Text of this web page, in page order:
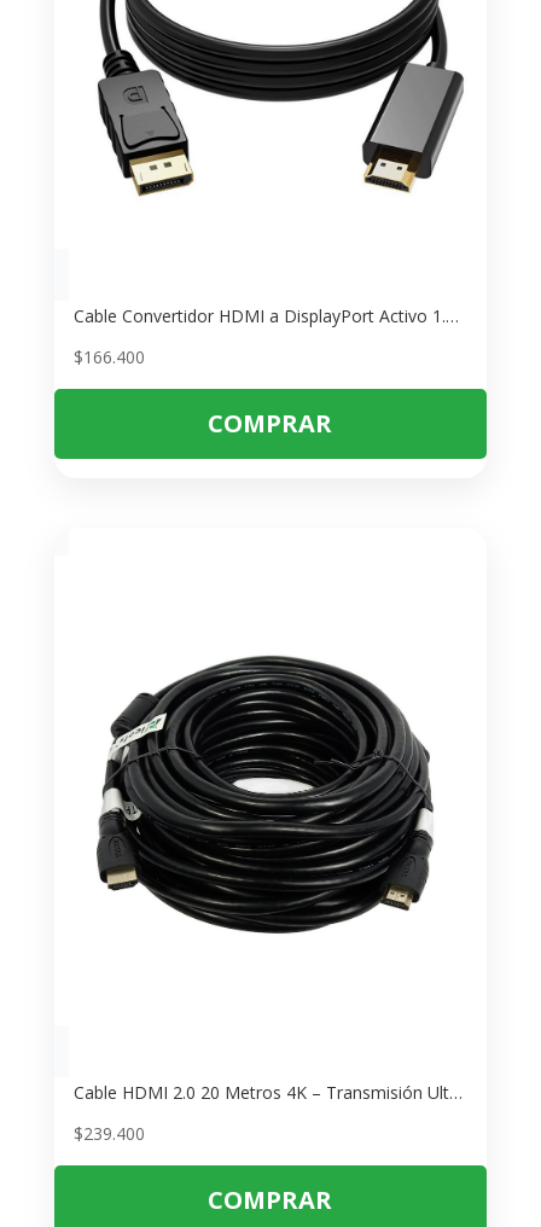
Cable Convertidor HDMI a DisplayPort Activo 1.2m – Conecta PC a Monitor HDMI
$166.400
COMPRAR
Cable HDMI 2.0 20 Metros 4K – Transmisión Ultra HD Estable
$239.400
COMPRAR